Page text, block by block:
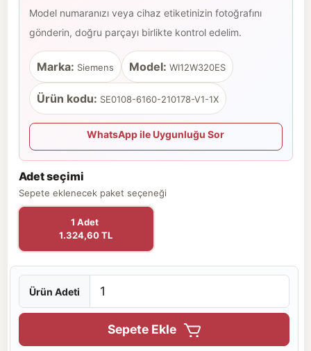
Model numaranızı veya cihaz etiketinizin fotoğrafını
gönderin, doğru parçayı birlikte kontrol edelim.
Marka: Siemens Model: WI12W320ES
Ürün kodu: SE0108-6160-210178-V1-1X
WhatsApp ile Uygunluğu Sor
Adet seçimi
Sepete eklenecek paket seçeneği
1 Adet
1.324,60 TL
Ürün Adeti
Sepete Ekle